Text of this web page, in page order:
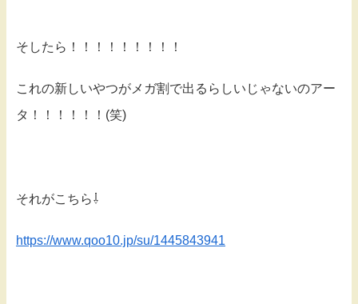
そしたら！！！！！！！！！
これの新しいやつがメガ割で出るらしいじゃないのアー
タ！！！！！！(笑)
それがこちら⇩
https://www.qoo10.jp/su/1445843941